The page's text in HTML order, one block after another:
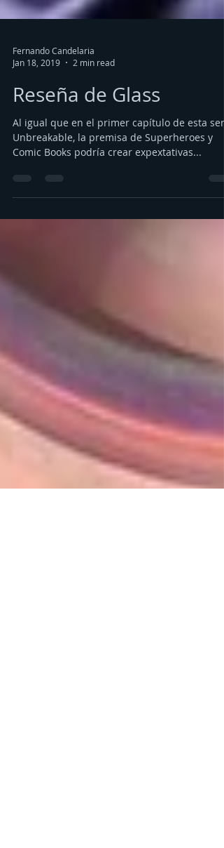
Fernando Candelaria
Jan 18, 2019
2 min read
Reseña de Glass
Comic Books podría crear expextativas...